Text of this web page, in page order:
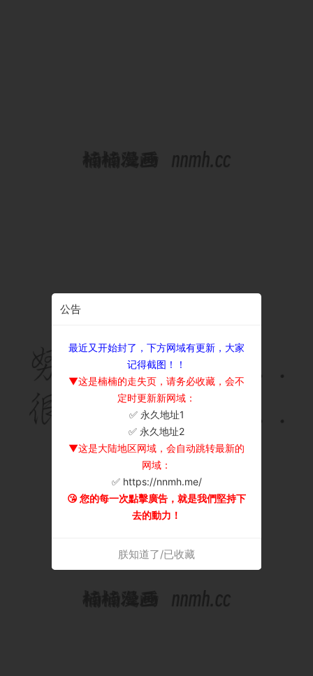
公告
最近又开始封了，下方网域有更新，大家
记得截图！！
▼这是楠楠的走失页，请务必收藏，会不
定时更新新网域：
✅ 永久地址1
✅ 永久地址2
▼这是大陆地区网域，会自动跳转最新的
网域：
✅ https://nnmh.me/
😘 您的每一次點擊廣告，就是我們堅持下
去的動力！
朕知道了/已收藏